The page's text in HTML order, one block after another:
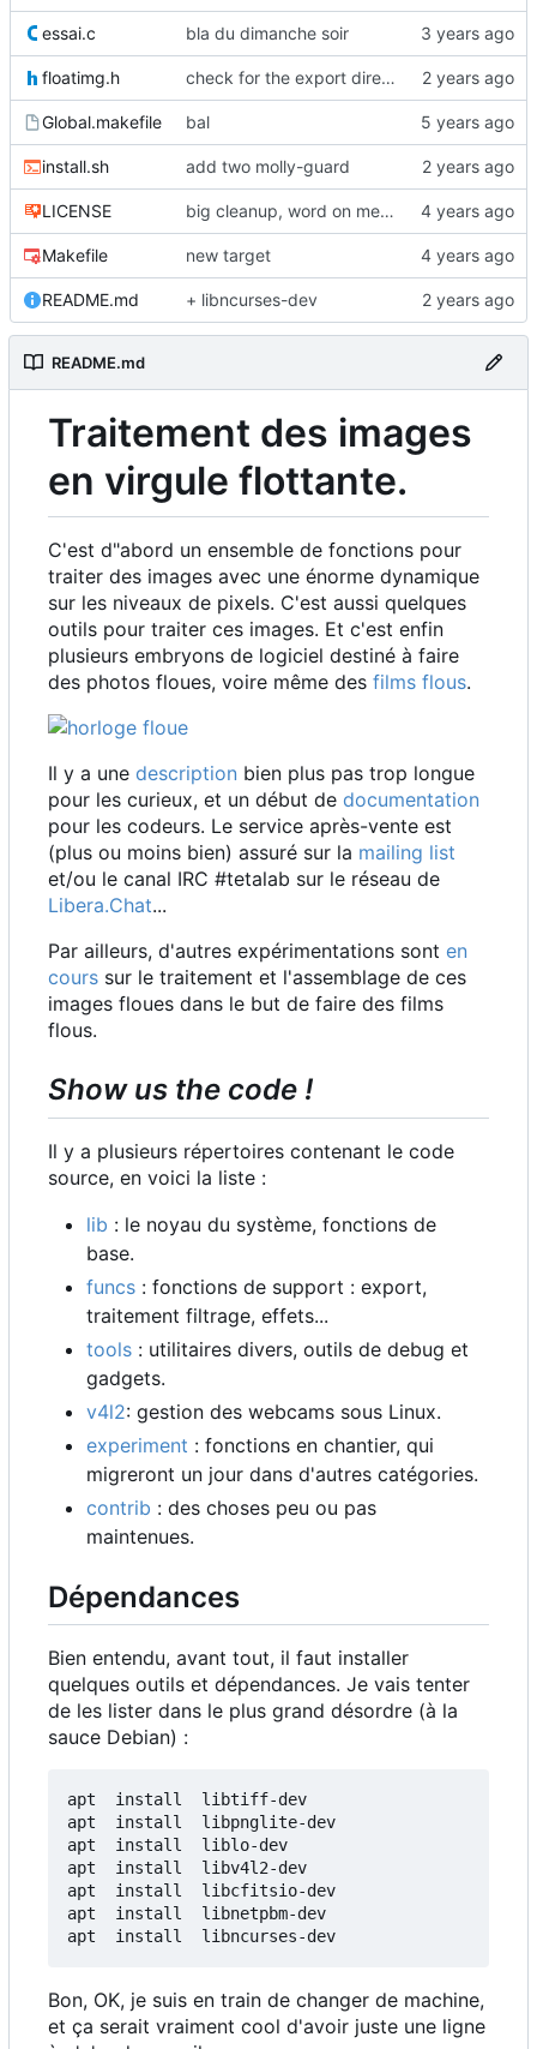
essai.c bla du dimanche soir
floatimg.h check for the export directory (fonderie)
Global.makefile bal
install.sh add two molly-guard
LICENSE big cleanup, word on metadata
Makefile new target
README.md + libncurses-dev
README.md
Traitement des images
en virgule flottante.
C'est d"abord un ensemble de fonctions pour
traiter des images avec une énorme dynamique
sur les niveaux de pixels. C'est aussi quelques
outils pour traiter ces images. Et c'est enfin
plusieurs embryons de logiciel destiné à faire
des photos floues, voire même des films flous.
Il y a une description bien plus pas trop longue
pour les curieux, et un début de documentation
pour les codeurs. Le service après-vente est
(plus ou moins bien) assuré sur la mailing list
et/ou le canal IRC #tetalab sur le réseau de
Libera.Chat...
Par ailleurs, d'autres expérimentations sont en
cours sur le traitement et l'assemblage de ces
images floues dans le but de faire des films
flous.
Show us the code !
Il y a plusieurs répertoires contenant le code
source, en voici la liste :
lib : le noyau du système, fonctions de
base.
funcs : fonctions de support : export,
traitement filtrage, effets...
tools : utilitaires divers, outils de debug et
gadgets.
v4l2: gestion des webcams sous Linux.
experiment : fonctions en chantier, qui
migreront un jour dans d'autres catégories.
contrib : des choses peu ou pas
maintenues.
Dépendances
Bien entendu, avant tout, il faut installer
quelques outils et dépendances. Je vais tenter
de les lister dans le plus grand désordre (à la
sauce Debian) :
apt  install  libtiff-dev
apt  install  libpnglite-dev
apt  install  liblo-dev
apt  install  libv4l2-dev
apt  install  libcfitsio-dev
apt  install  libnetpbm-dev
Bon, OK, je suis en train de changer de machine,
et ça serait vraiment cool d'avoir juste une ligne